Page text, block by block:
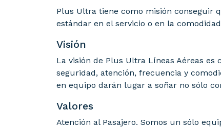
Plus Ultra tiene como misión conseguir
estándar en el servicio o en la
Visión
La visión de Plus Ultra Líneas Aéreas
seguridad, atención, frecuencia y
en equipo darán lugar a soñar no sólo
Valores
Atención al Pasajero. Somos un sólo